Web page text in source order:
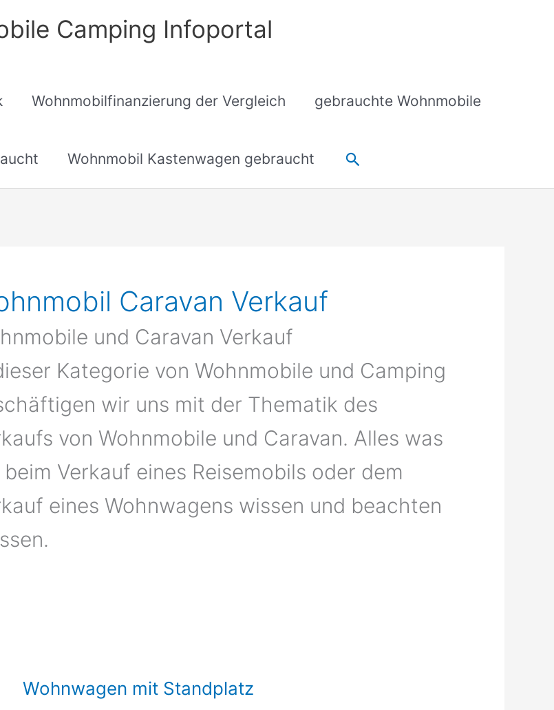
Camping Infoportal
Wohnmobilfinanzierung der Vergleich gebrauchte Wohnmobile
Wohnmobil Kastenwagen gebraucht Suchen
Caravan Verkauf
und Caravan Verkauf
Kategorie von Wohnmobile und Camping
wir uns mit der Thematik des
von Wohnmobile und Caravan. Alles was
beim Verkauf eines Reisemobils oder dem
eines Wohnwagens wissen und beachten
Wohnwagen mit Standplatz